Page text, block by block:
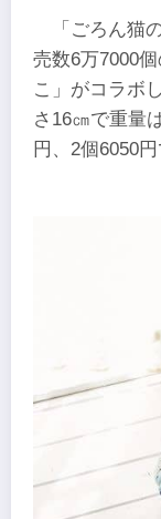
「ごろん猫
売数6万7000
こ」がコラボ
さ16㎝で重量
円、2個6050円